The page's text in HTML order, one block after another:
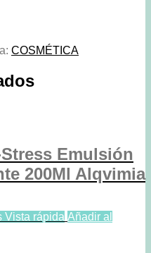
COSMÉTICA
Emulsión
200Ml Alqvimia
Vista rápida Añadir al